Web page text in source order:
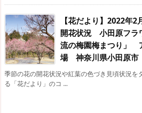
【花だより】2022年
開花状況 小田原フラ
流の梅園梅まつり」
場 神奈川県小田原市
季節の花の開花状況や紅葉の色づき見頃状況を
る「花だより」のコ ...